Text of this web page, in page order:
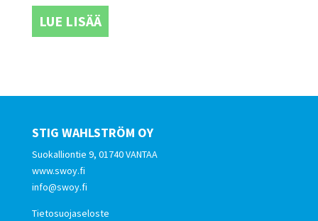
LUE LISÄÄ
STIG WAHLSTRÖM OY
Suokalliontie 9, 01740 VANTAA
www.swoy.fi
info@swoy.fi
Tietosuojaseloste